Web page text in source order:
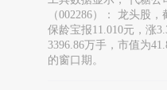
（002286）： 龙头股
保龄宝报11.010元，涨
3396.86万手，市值为
的窗口期。